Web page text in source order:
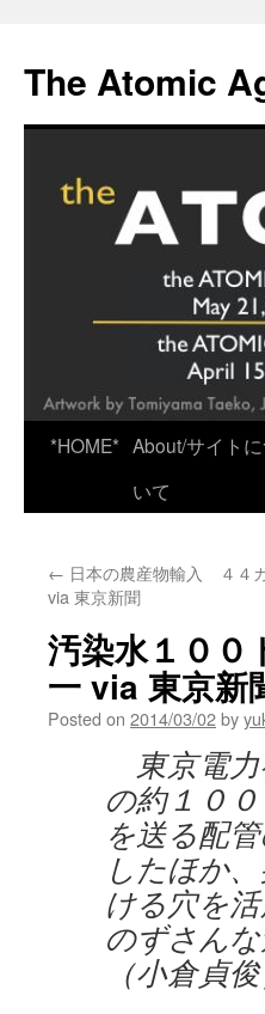
content
The Atomic
*HOME* About/サイト
いて
← 日本の農産物輸入 ４４
via 東京新聞
汚染水１０
一 via 東京新
Posted on 2014/03/02by
東京電力
の約１０
を送る配
したほか
ける穴を
のずさん
（小倉貞俊